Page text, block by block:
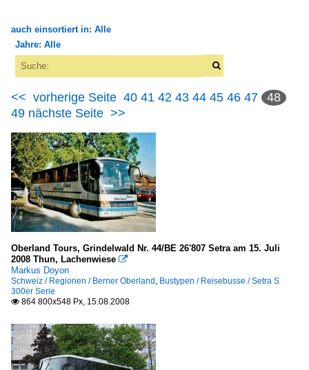
auch einsortiert in: Alle
Alle Kategorien
Bustypen
Alle Bushersteller
Historische Busse
Setra
Kleinbusse
Mercedes-Benz
Reisebusse
MAN Lion's Coach
Mercedes-Benz Tourismo
Jahre: Alle
1990
1998
1999
2000
2000
2002
2004
2005
2006
2007
2008
2009
<< vorherige Seite 40 41 42 43 44 45 46 47
48
49 nächste Seite >>
Oberland Tours, Grindelwald Nr. 44/BE 26'807 Setra am 15. Juli
2008 Thun, Lachenwiese 
Markus Doyon
Schweiz / Regionen / Berner Oberland , Bustypen / Reisebusse / Setra S
300er Serie
 864 800x548 Px, 15.08.2008